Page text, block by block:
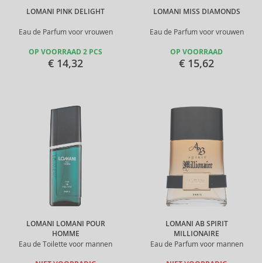
LOMANI PINK DELIGHT
Eau de Parfum voor vrouwen
OP VOORRAAD 2 PCS
€ 14,32
LOMANI MISS DIAMONDS
Eau de Parfum voor vrouwen
OP VOORRAAD
€ 15,62
LOMANI LOMANI POUR
HOMME
Eau de Toilette voor mannen
LOMANI AB SPIRIT
MILLIONAIRE
Eau de Parfum voor mannen